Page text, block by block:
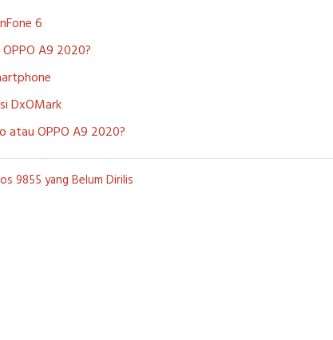
6
A9 2020?
DxOMark
atau OPPO A9 2020?
9855 yang Belum Dirilis